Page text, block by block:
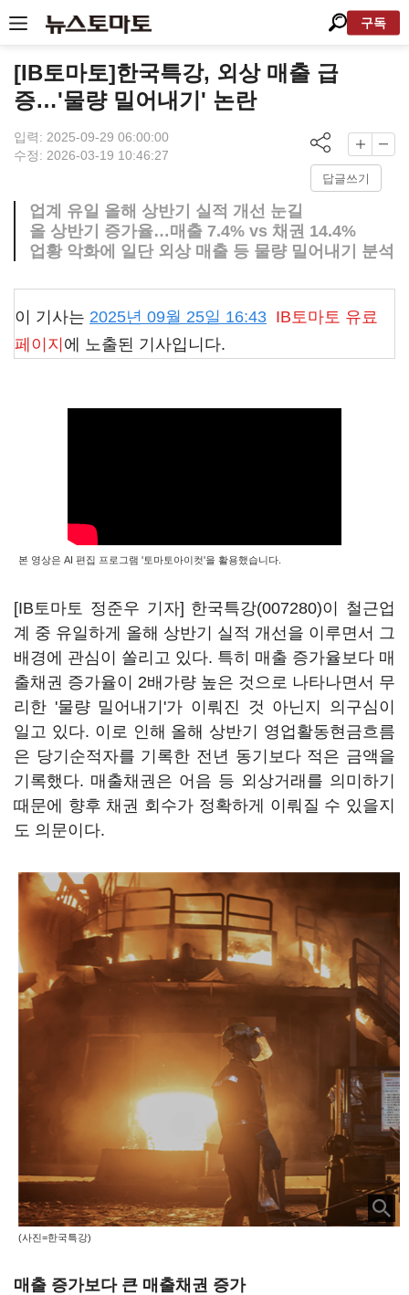
구독
[IB토마토]한국특강, 외상 매출 급
증…'물량 밀어내기' 논란
입력: 2025-09-29 06:00:00
수정: 2026-03-19 10:46:27
답글쓰기
업계 유일 올해 상반기 실적 개선 눈길
올 상반기 증가율…매출 7.4% vs 채권 14.4%
업황 악화에 일단 외상 매출 등 물량 밀어내기 분석
이 기사는 2025년 09월 25일 16:43 IB토마토 유료
페이지 에 노출된 기사입니다.
본 영상은 AI 편집 프로그램 '토마토아이컷'을 활용했습니다.
[IB토마토 정준우 기자] 한국특강(007280)이 철근업
계 중 유일하게 올해 상반기 실적 개선을 이루면서 그
배경에 관심이 쏠리고 있다. 특히 매출 증가율보다 매
출채권 증가율이 2배가량 높은 것으로 나타나면서 무
리한 '물량 밀어내기'가 이뤄진 것 아닌지 의구심이
일고 있다. 이로 인해 올해 상반기 영업활동현금흐름
은 당기순적자를 기록한 전년 동기보다 적은 금액을
기록했다. 매출채권은 어음 등 외상거래를 의미하기
때문에 향후 채권 회수가 정확하게 이뤄질 수 있을지
도 의문이다.
(사진=한국특강)
매출 증가보다 큰 매출채권 증가